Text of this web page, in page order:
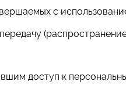
с
доступ к